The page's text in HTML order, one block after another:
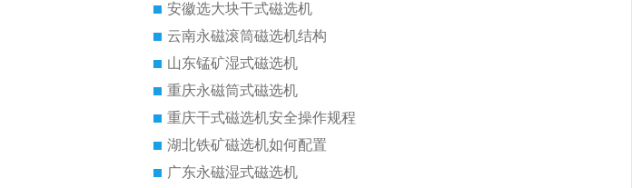
安徽选大块干式磁选机
云南永磁滚筒磁选机结构
山东锰矿湿式磁选机
重庆永磁筒式磁选机
重庆干式磁选机安全操作规程
湖北铁矿磁选机如何配置
广东永磁湿式磁选机